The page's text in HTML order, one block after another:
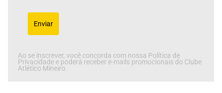
Enviar
Ao se inscrever, você concorda com nossa Política de
Privacidade e poderá receber e-mails promocionais do Clube
Atlético Mineiro.